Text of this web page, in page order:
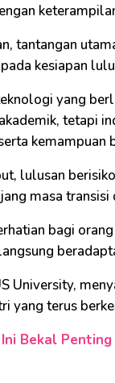
tantangan
kesiapan
yang
tetapi
kemampuan
lulusan
masa
bagi
University,
yang terus
Bekal